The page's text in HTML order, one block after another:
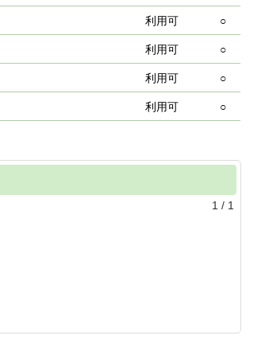
利用可 ○
利用可 ○
利用可 ○
利用可 ○
1 / 1